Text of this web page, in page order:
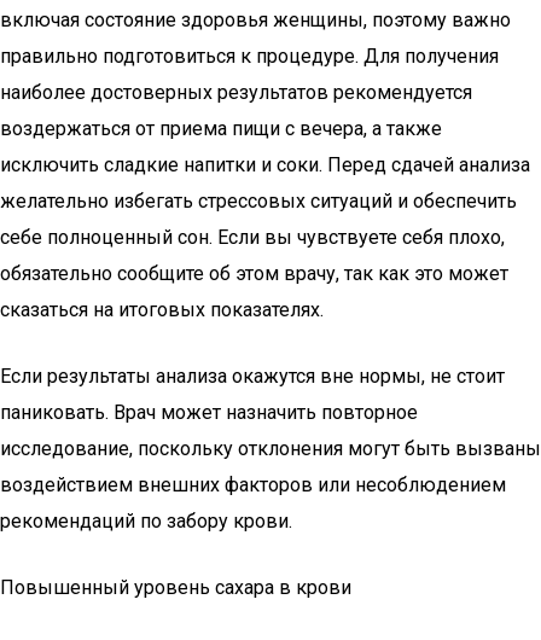
включая состояние здоровья женщины, поэтому важно
правильно подготовиться к процедуре. Для получения
наиболее достоверных результатов рекомендуется
воздержаться от приема пищи с вечера, а также
исключить сладкие напитки и соки. Перед сдачей анализа
желательно избегать стрессовых ситуаций и обеспечить
себе полноценный сон. Если вы чувствуете себя плохо,
обязательно сообщите об этом врачу, так как это может
сказаться на итоговых показателях.
Если результаты анализа окажутся вне нормы, не стоит
паниковать. Врач может назначить повторное
исследование, поскольку отклонения могут быть вызваны
воздействием внешних факторов или несоблюдением
рекомендаций по забору крови.
Повышенный уровень сахара в крови